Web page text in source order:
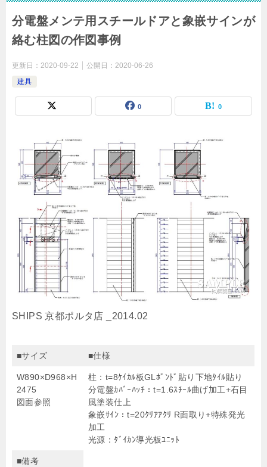
分電盤メンテ用スチールドアと象嵌サインが
絡む柱図の作図事例
更新日： 2020-09-22 公開日： 2020-06-26
建具
0 0
SHIPS 京都ポルタ店 _2014.02
■サイズ ■仕様
W890×D968×H
2475
図面参照
柱：t=8ｹｲｶﾙ板GLﾎﾞﾝﾄﾞ貼り下地ﾀｲﾙ貼り
分電盤ｶﾊﾞｰﾊｯﾁ：t=1.6ｽﾁｰﾙ曲げ加工+石目
風塗装仕上
象嵌ｻｲﾝ：t=20ｸﾘｱｱｸﾘ R面取り+特殊発光
加工
光源：ﾀﾞｲｶﾝ導光板ﾕﾆｯﾄ
■備考